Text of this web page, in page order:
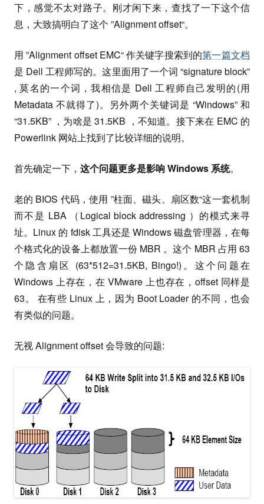
下，感觉不太对路子。刚才闲下来，查找了一下这个信
息，大致搞明白了这个 ”Alignment offset“。
用 ”Alignment offset EMC“ 作关键字搜索到的第一篇文档
是 Dell 工程师写的。这里面用了一个词 “signature block”
, 莫名的一个词，我相信是 Dell 工程师自己发明的(用
Metadata 不就得了)。另外两个关键词是 “Windows” 和
“31.5KB” ，为啥是 31.5KB ，不知道。接下来在 EMC 的
Powerlink 网站上找到了比较详细的说明。
首先确定一下， 这个问题更多是影响 Windows 系统。
老的 BIOS 代码，使用 ”柱面、磁头、扇区数“这一套机制
而不是 LBA （Logical block addressing ）的模式来寻
址。Linux 的 fdisk 工具还是 Windows 磁盘管理器，在每
个格式化的设备上都放置一份 MBR 。这个 MBR 占用 63
个隐含扇区 (63*512=31.5KB, Bingo!)。这个问题在
Windows 上存在，在 VMware 上也存在，offset 同样是
63。 在有些 Linux 上，因为 Boot Loader 的不同，也会
有类似的问题。
无视 Alignment offset 会导致的问题: